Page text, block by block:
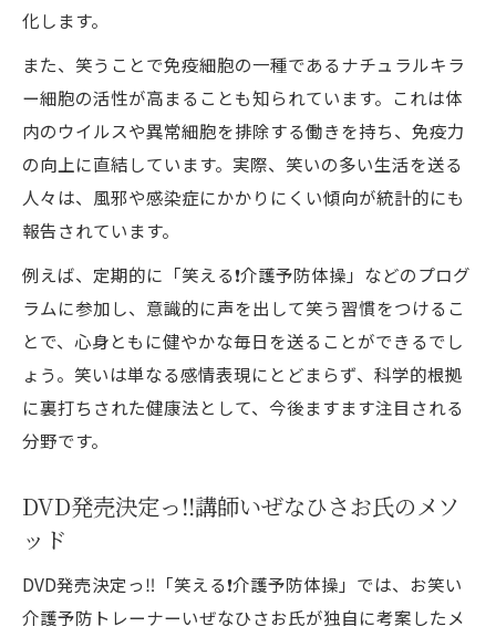
化します。
また、笑うことで免疫細胞の一種であるナチュラルキラ
ー細胞の活性が高まることも知られています。これは体
内のウイルスや異常細胞を排除する働きを持ち、免疫力
の向上に直結しています。実際、笑いの多い生活を送る
人々は、風邪や感染症にかかりにくい傾向が統計的にも
報告されています。
例えば、定期的に「笑える❗️介護予防体操」などのプログ
ラムに参加し、意識的に声を出して笑う習慣をつけるこ
とで、心身ともに健やかな毎日を送ることができるでし
ょう。笑いは単なる感情表現にとどまらず、科学的根拠
に裏打ちされた健康法として、今後ますます注目される
分野です。
DVD発売決定っ‼️講師いぜなひさお氏のメソ
ッド
DVD発売決定っ‼️「笑える❗️介護予防体操」では、お笑い
介護予防トレーナーいぜなひさお氏が独自に考案したメ